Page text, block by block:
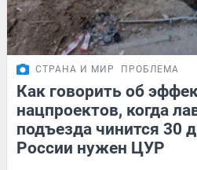
СТРАНА И МИР ПРОБЛЕМА
Как говорить об
нацпроектов, когда
подъезда чинится 30
России нужен ЦУР